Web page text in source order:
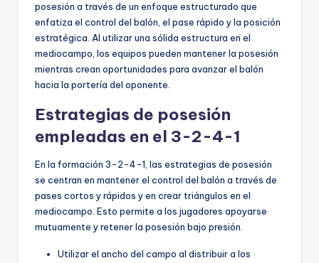
posesión a través de un enfoque estructurado que
enfatiza el control del balón, el pase rápido y la posición
estratégica. Al utilizar una sólida estructura en el
mediocampo, los equipos pueden mantener la posesión
mientras crean oportunidades para avanzar el balón
hacia la portería del oponente.
Estrategias de posesión
empleadas en el 3-2-4-1
En la formación 3-2-4-1, las estrategias de posesión
se centran en mantener el control del balón a través de
pases cortos y rápidos y en crear triángulos en el
mediocampo. Esto permite a los jugadores apoyarse
mutuamente y retener la posesión bajo presión.
Utilizar el ancho del campo al distribuir a los